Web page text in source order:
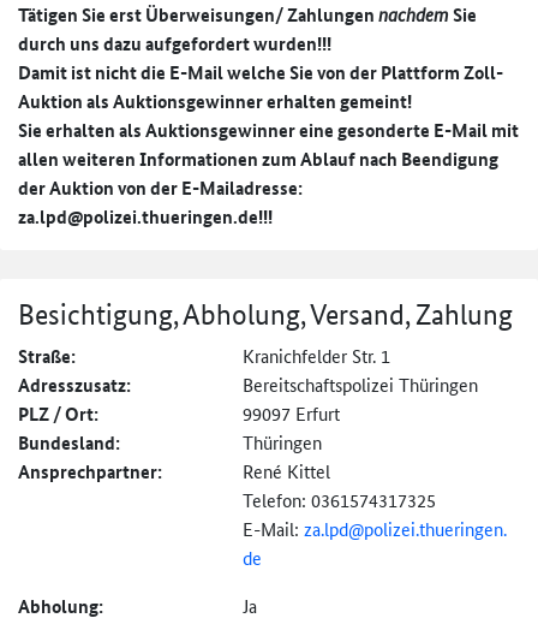
Tätigen Sie erst Überweisungen/ ZahlungennachdemSie
durch uns dazu aufgefordert wurden!!!
Damit ist nicht die E-Mail welche Sie von der Plattform Zoll-
Auktion als Auktionsgewinner erhalten gemeint!
Sie erhalten als Auktionsgewinner eine gesonderte E-Mail mit
allen weiteren Informationen zum Ablauf nach Beendigung
der Auktion von der E-Mailadresse:
za.lpd@polizei.thueringen.de!!­!
Besichtigung, Abholung, Versand, Zahlung
Straße: Kranichfelder Str. 1
Adresszusatz: Bereitschaftspolizei Thüringen
PLZ / Ort: 99097 Erfurt
Bundesland: Thüringen
Ansprechpartner:
René Kittel
Telefon: 0361574317325
E-Mail: za.lpd@polizei.thueringen.
de
Abholung: Ja